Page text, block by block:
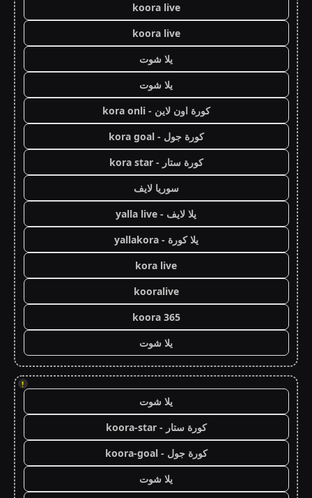
koora live
koora live
يلا شوت
يلا شوت
كورة اون لاين - kora onli
كورة جول - kora goal
كورة ستار - kora star
سوريا لايف
يلا لايف - yalla live
يلا كورة - yallakora
kora live
kooralive
koora 365
يلا شوت
!
يلا شوت
كورة ستار - koora-star
كورة جول - koora-goal
يلا شوت